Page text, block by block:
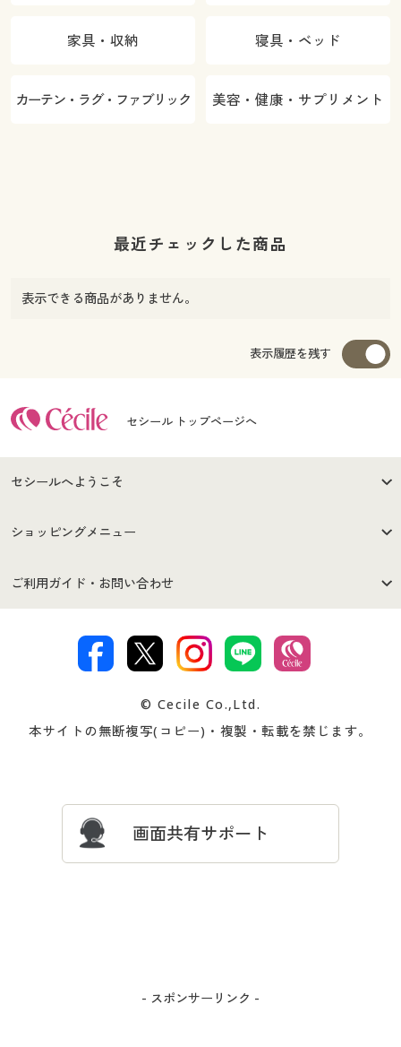
家具・収納 寝具・ベッド
カーテン・ラグ・ファブリック 美容・健康・サプリメント
最近チェックした商品
表示できる商品がありません。
表示履歴を残す
セシール トップページへ
セシールへようこそ
はじめての方へ
セシールご利用規約
著作権・商標について 会社案内
ショッピングメニュー
商品カテゴリ
プレゼント＆キャンペーン サイトマップ
ご利用ガイド・お問い合わせ
交換・返品は お支払は
ついて
忘れの場合
© Cecile Co.,Ltd.
本サイトの無断複写(コピー)・複製・転載を禁じます。
画面共有サポート
- スポンサーリンク -